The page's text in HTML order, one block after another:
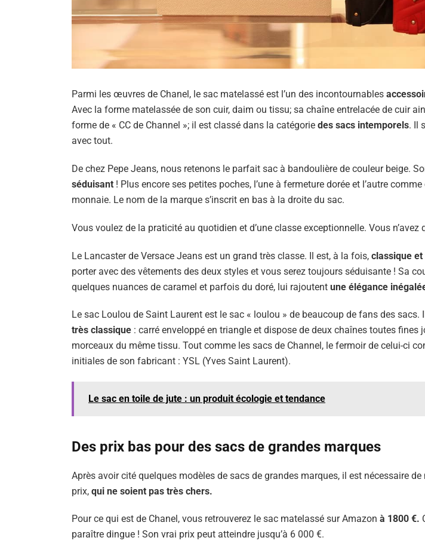
Parmi les œuvres de Chanel, le sac matelassé est l’un des incontournables
Avec la forme matelassée de son cuir, daim ou tissu; sa chaîne entrelacée de cuir
forme de « CC de Channel »; il est classé dans la catégorie des sacs intemporels. Il
avec tout.
De chez Pepe Jeans, nous retenons le parfait sac à bandoulière de couleur beige.
séduisant ! Plus encore ses petites poches, l’une à fermeture dorée et l’autre comme
monnaie. Le nom de la marque s’inscrit en bas à la droite du sac.
Vous voulez de la praticité au quotidien et d’une classe exceptionnelle. Vous n’avez
Le Lancaster de Versace Jeans est un grand très classe. Il est, à la fois, classique
porter avec des vêtements des deux styles et vous serez toujours séduisante ! Sa
quelques nuances de caramel et parfois du doré, lui rajoutent une élégance
Le sac Loulou de Saint Laurent est le sac « loulou » de beaucoup de fans des sacs.
très classique : carré enveloppé en triangle et dispose de deux chaînes toutes fines
morceaux du même tissu. Tout comme les sacs de Channel, le fermoir de celui-ci
initiales de son fabricant : YSL (Yves Saint Laurent).
Le sac en toile de jute : un produit écologie et tendance
Des prix bas pour des sacs de grandes marques
Après avoir cité quelques modèles de sacs de grandes marques, il est nécessaire
prix, qui ne soient pas très chers.
Pour ce qui est de Chanel, vous retrouverez le sac matelassé sur Amazon à 1800 €.
paraître dingue ! Son vrai prix peut atteindre jusqu’à 6 000 €.